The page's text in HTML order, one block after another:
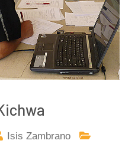
Isis Zambrano